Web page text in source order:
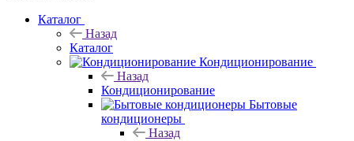
Каталог
Назад
Каталог
Кондиционирование
Назад
Кондиционирование
Бытовые
кондиционеры
Назад